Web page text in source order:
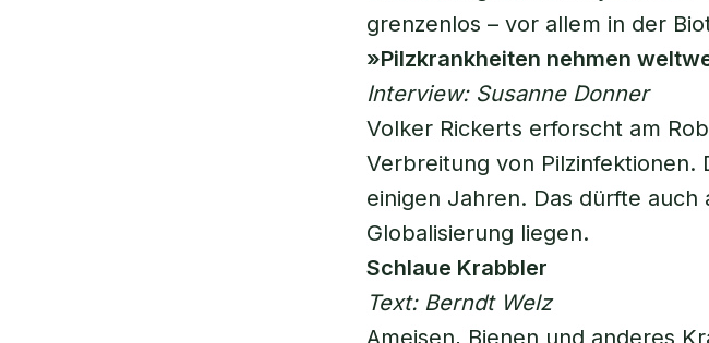
grenzenlos – vor allem in der
»Pilzkrankheiten nehmen
Interview: Susanne Donner
Volker Rickerts erforscht am
Verbreitung von Pilzinfektionen.
einigen Jahren. Das dürfte
Globalisierung liegen.
Schlaue Krabbler
Text: Berndt Welz
Ameisen, Bienen und anderes